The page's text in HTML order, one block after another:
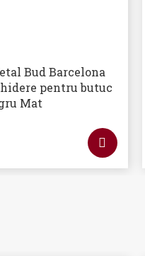
Bud Barcelona
pentru butuc
Mat